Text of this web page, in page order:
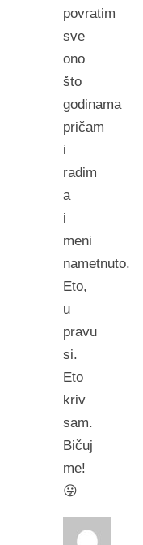
povratim
sve
ono
što
godinama
pričam
i
radim
a
i
meni
nametnuto.
Eto,
u
pravu
si.
Eto
kriv
sam.
Bičuj
me!
😛